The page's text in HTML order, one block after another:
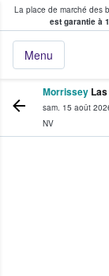
La place de marché des
est garantie à
Menu
fans
Morrissey
sam. 15 août
NV